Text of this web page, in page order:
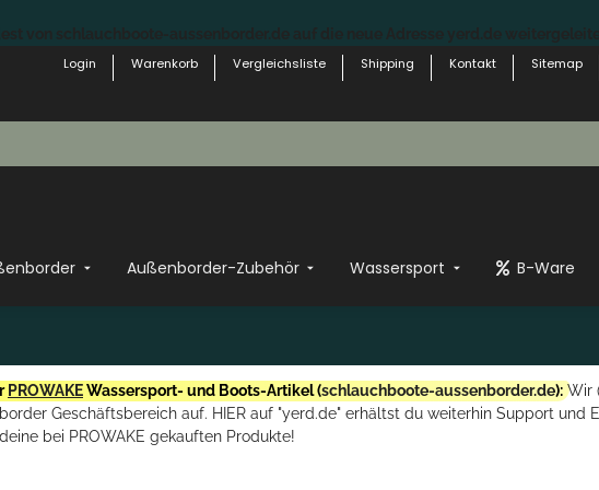
Login
Warenkorb Vergleichsliste Shipping Kontakt Sitemap
Außenborder-Zubehör Wassersport B-Ware
PROWAKEWassersport- und Boots-Artikel (schlauchboote-aussenborder.de): Wir (
Geschäftsbereich auf. HIER auf "yerd.de" erhältst du weiterhin Support und
deine bei PROWAKE gekauften Produkte!